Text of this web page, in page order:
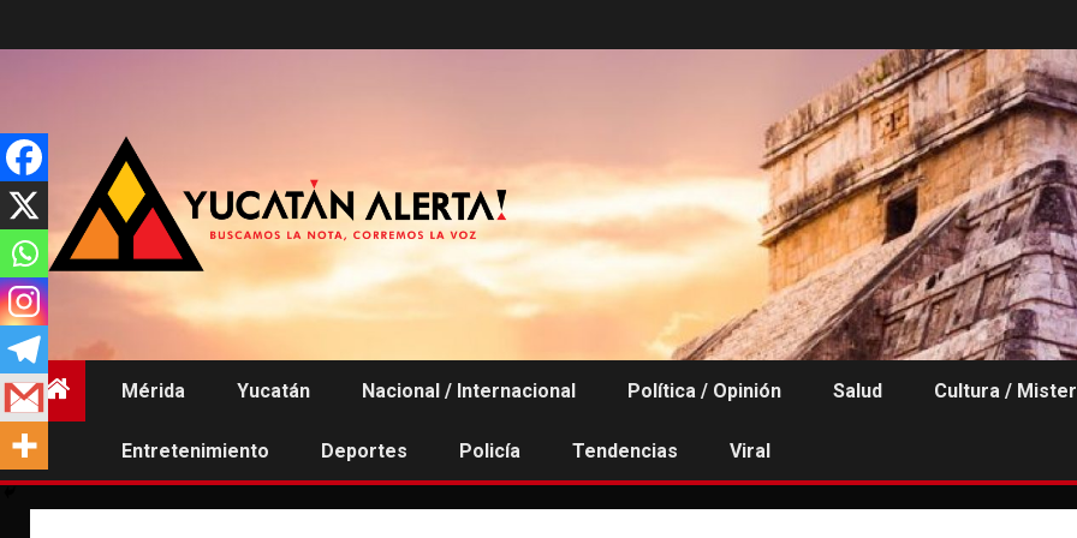
al
Mérida Yucatán Nacional / Internacional Política / Opinión Salud Cultura /
Entretenimiento Deportes Policía Tendencias Viral